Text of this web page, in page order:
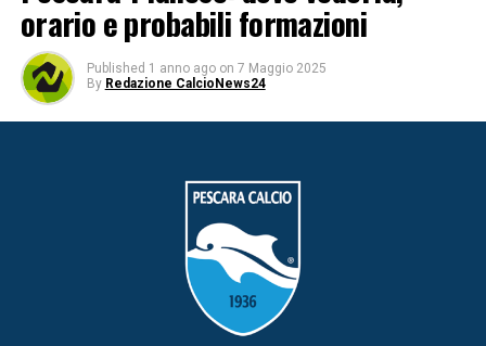
orario e probabili formazioni
Published 1 anno ago on 7 Maggio 2025
By Redazione CalcioNews24